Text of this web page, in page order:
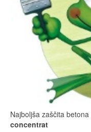
Najboljša zaščita betona
concentrat